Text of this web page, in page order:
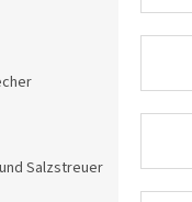
Salzstreuer